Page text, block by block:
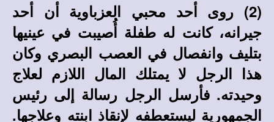
(2) روى أحد محبي العزباوية أن أحد
جيرانه، كانت له طفلة أُصيبت في عينيها
بتليف وانفصال في العصب البصري وكان
هذا الرجل لا يمتلك المال اللازم لعلاج
وحيدته. فأرسل الرجل رسالة إلى رئيس
الجمهورية ليستعطفه لإنقاذ ابنته وعلاجها.